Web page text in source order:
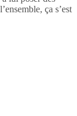
ça s’est